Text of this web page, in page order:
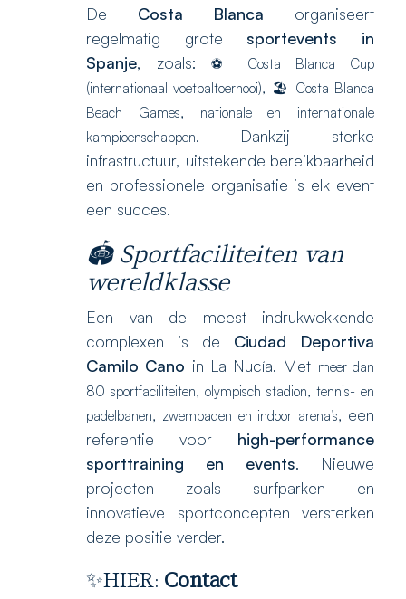
De Costa Blanca organiseert
regelmatig grote sportevents in
Spanje, zoals: ⚽ Costa Blanca Cup
(internationaal voetbaltoernooi), 🏖️ Costa Blanca
Beach Games, nationale en internationale
kampioenschappen.
Dankzij sterke
infrastructuur, uitstekende bereikbaarheid
en professionele organisatie is elk event
een succes.
🏟️ Sportfaciliteiten van
wereldklasse
Een van de meest indrukwekkende
complexen is de Ciudad Deportiva
Camilo Cano in La Nucía. Met meer dan
80 sportfaciliteiten, olympisch stadion, tennis- en
padelbanen, zwembaden en indoor arena’s, een
referentie voor high-performance
sporttraining en events. Nieuwe
projecten zoals surfparken en
innovatieve sportconcepten versterken
deze positie verder.
✨HIER: Contact